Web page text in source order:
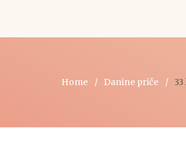
Home Danine priče